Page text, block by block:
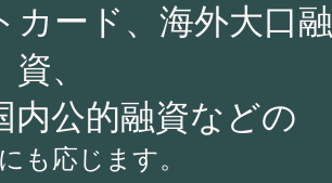
カード、海外大口融
資、
融資などの
も応じます。